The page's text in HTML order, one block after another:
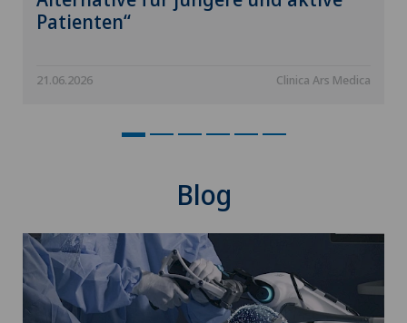
Kinderwunsch
Kniechirurgie
Knieprothese | Künstliches Kniegelenk
Patienten“
21.06.2026 Clinica Ars Medica
Blog